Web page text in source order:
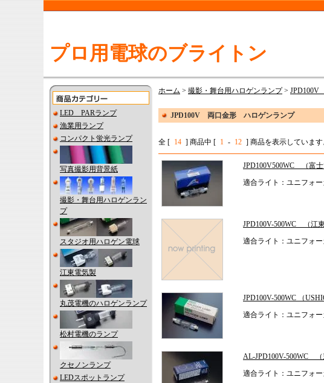
プロ用電球のブライトン
LED PARランプ
漁業用ランプ
コンパクト蛍光ランプ
写真撮影用背景紙
撮影・舞台用ハロゲンラン
プ
スタジオ用ハロゲン電球
江東電気製
丸茂電機のハロゲンランプ
松村電機のランプ
クセノンランプ
LEDスポットランプ
ホーム > 撮影・舞台用ハロゲンランプ>
JPD100V 両口金形 ハロゲンランプ
全 [ 14 ] 商品中 [ 1 - 12 ] 商品を表示しています
JPD100V500WC （富
適合ライト：ユニフォ
JPD100V-500WC （江
適合ライト：ユニフォ
JPD100V-500WC （
適合ライト：ユニフォ
AL-JPD100V-500WC
適合ライト：ユニフォ